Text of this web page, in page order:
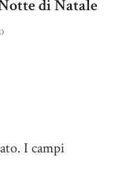
di Natale
I campi